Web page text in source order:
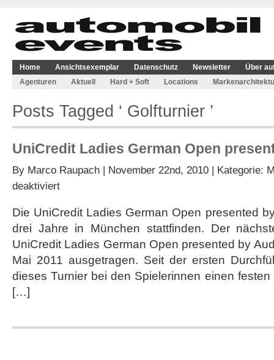
Home Ansichtsexemplar Datenschutz Newsletter
Über
Agenturen
Aktuell Hard + Soft Locations
Posts Tagged ‘ Golfturnier ’
UniCredit Ladies German Open
By Marco Raupach | November 22nd, 2010 | Kategorie:
deaktiviertfür
German
Open
by
Audi
Die UniCredit Ladies German Open presented
drei Jahre in München stattfinden. Der
UniCredit Ladies German Open presented by
Mai 2011 ausgetragen. Seit der ersten
dieses Turnier bei den Spielerinnen einen festen
[…]